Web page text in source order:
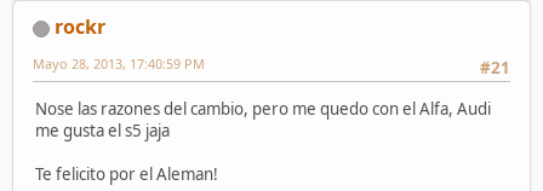
rockr
#21
Mayo 28, 2013, 17:40:59 PM
Nose las razones del cambio, pero me quedo con el Alfa, Audi
me gusta el s5 jaja
Te felicito por el Aleman!